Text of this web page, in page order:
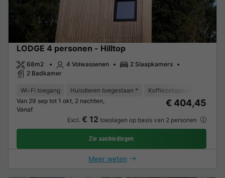
LODGE 4 personen - Hilltop
68m2 4 Volwassenen
2 Slaapkamers
2 Badkamer
Wi-Fi toegang Huisdieren toegestaan * Koffiezetapparaat
Van 29 sep tot 1 okt, 2 nachten,
Vanaf
€ 404,45
Excl. € 12 toeslagen op basis van 2 personen
Zie aanbiedingen
Meer weten